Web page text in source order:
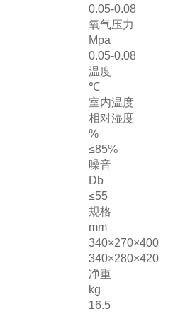
0.05-0.08
氧气压力
Mpa
0.05-0.08
温度
℃
室内温度
相对湿度
%
≤85%
噪音
Db
≤55
规格
mm
340×270×400
340×280×420
净重
kg
16.5